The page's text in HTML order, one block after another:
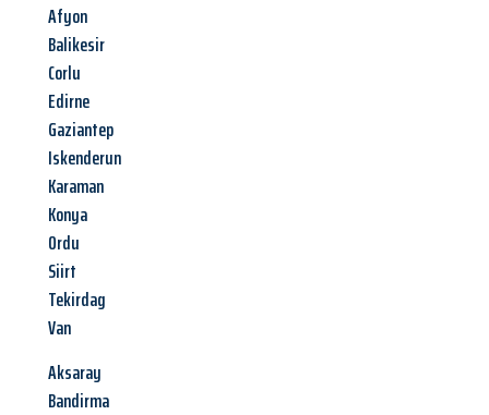
Afyon
Balikesir
Corlu
Edirne
Gaziantep
Iskenderun
Karaman
Konya
Ordu
Siirt
Tekirdag
Van
Aksaray
Bandirma